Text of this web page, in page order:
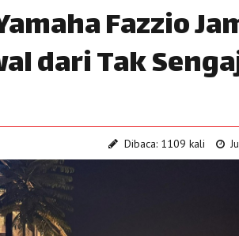
Fazzio
dari Tak
Dibaca: 1109 kali